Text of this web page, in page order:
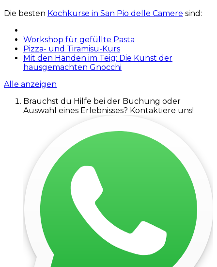
Die besten Kochkurse in San Pio delle Camere sind:
Workshop für gefüllte Pasta
Pizza- und Tiramisu-Kurs
Mit den Händen im Teig: Die Kunst der
hausgemachten Gnocchi
Alle anzeigen
Brauchst du Hilfe bei der Buchung oder
Auswahl eines Erlebnisses? Kontaktiere uns!